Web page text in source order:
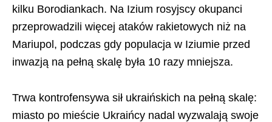
kilku Borodiankach. Na Izium rosyjscy okupanci
przeprowadzili więcej ataków rakietowych niż na
Mariupol, podczas gdy populacja w Iziumie przed
inwazją na pełną skalę była 10 razy mniejsza.
Trwa kontrofensywa sił ukraińskich na pełną skalę:
miasto po mieście Ukraińcy nadal wyzwalają swoje